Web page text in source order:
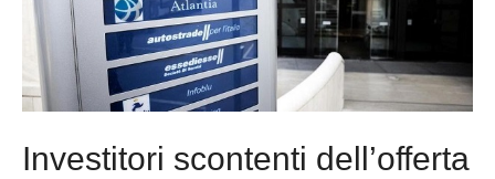
Investitori scontenti dell’offerta